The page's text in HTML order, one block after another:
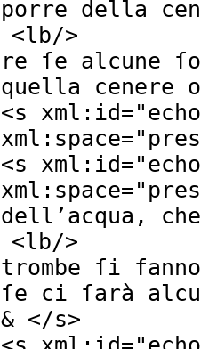
porre della
<lb/>
re ſe alcune
quella cenere
<s xml:id="
xml:space="
<s xml:id="
xml:space="
dell’acqua,
<lb/>
trombe ſi
ſe ci ſarà
& </s>